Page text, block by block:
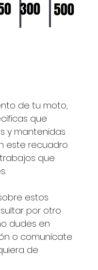
300
500
de tu moto,
que
y mantenidas
este recuadro
que
estos
por otro
dudes en
o comunícate
de